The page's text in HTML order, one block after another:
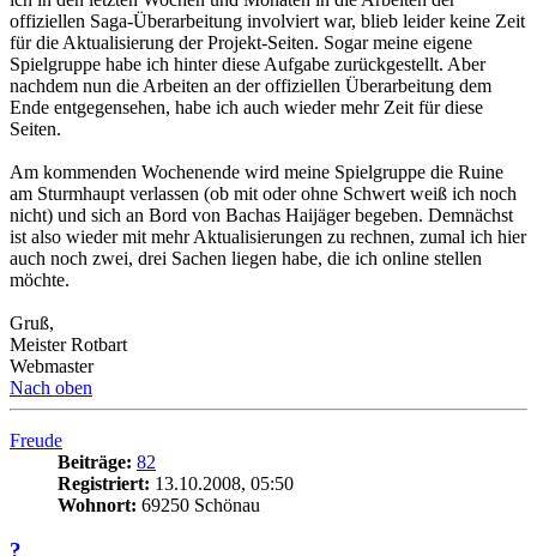
offiziellen Saga-Überarbeitung involviert war, blieb leider keine Zeit
für die Aktualisierung der Projekt-Seiten. Sogar meine eigene
Spielgruppe habe ich hinter diese Aufgabe zurückgestellt. Aber
nachdem nun die Arbeiten an der offiziellen Überarbeitung dem
Ende entgegensehen, habe ich auch wieder mehr Zeit für diese
Seiten.
Am kommenden Wochenende wird meine Spielgruppe die Ruine
am Sturmhaupt verlassen (ob mit oder ohne Schwert weiß ich noch
nicht) und sich an Bord von Bachas Haijäger begeben. Demnächst
ist also wieder mit mehr Aktualisierungen zu rechnen, zumal ich hier
auch noch zwei, drei Sachen liegen habe, die ich online stellen
möchte.
Gruß,
Meister Rotbart
Webmaster
Nach oben
Freude
Beiträge: 82
Registriert: 13.10.2008, 05:50
Wohnort: 69250 Schönau